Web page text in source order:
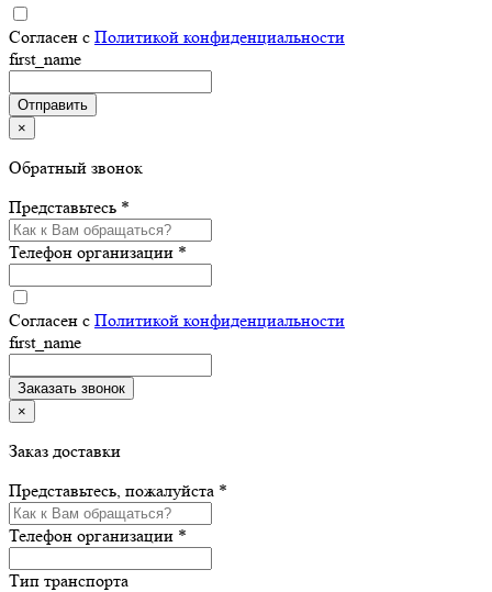
Согласен с Политикой конфиденциальности
first_name
×
Обратный звонок
Представьтесь *
Телефон организации *
Согласен с Политикой конфиденциальности
first_name
×
Заказ доставки
Представьтесь, пожалуйста *
Телефон организации *
Тип транспорта